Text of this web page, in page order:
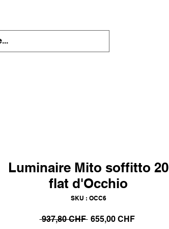
Luminaire Mito soffitto 20
flat d'Occhio
SKU : OCC6
937,80 CHF Prix
655,00 CHFPrix